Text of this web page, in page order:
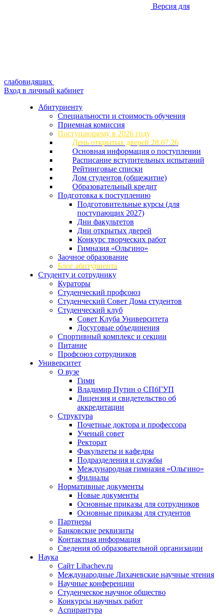
Версия для
слабовидящих
Вход в личный кабинет
Абитуриенту
Специальности и стоимость обучения
Приемная комиссия
Поступающему в 2026 году
День открытых дверей 28.07.26
Основная информация о поступлении
Расписание вступительных испытаний
Рейтинговые списки
Дом студентов (общежитие)
Образовательный кредит
Подготовка к поступлению
Подготовительные курсы (для
поступающих 2027)
Дни факультетов
Дни открытых дверей
Конкурс творческих работ
Гимназия «Ольгино»
Заочное образование
Блог абитуриента
Студенту и сотруднику
Кураторы
Студенческий профсоюз
Студенческий Совет Дома студентов
Студенческий клуб
Совет Клуба Университета
Досуговые объединения
Спортивный комплекс и секции
Питание
Профсоюз сотрудников
Университет
О вузе
Гимн
Владимир Путин о СПбГУП
Лицензия и свидетельство об
аккредитации
Структура
Почетные доктора и профессора
Ученый совет
Ректорат
Факультеты и кафедры
Подразделения и службы
Международная гимназия «Ольгино»
Филиалы
Нормативные документы
Новые документы
Основные приказы для сотрудников
Основные приказы для студентов
Партнеры
Банковские реквизиты
Контактная информация
Сведения об образовательной организации
Наука
Сайт Lihachev.ru
Международные Лихачевские научные чтения
Научные конференции
Студенческое научное общество
Конкурсы научных работ
Аспирантура